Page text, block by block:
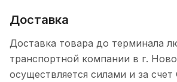
Доставка
Доставка товара до терминала
транспортной компании в г.
осуществляется силами и за